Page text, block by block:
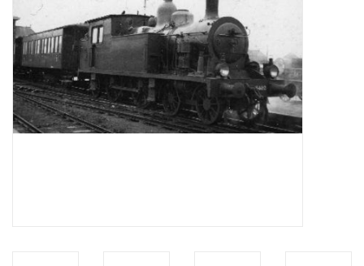
Nieuwe tekeningen
NIEUWE TIJDSCHRIFTEN
ABONNEMENT DE
MODELBOUWER